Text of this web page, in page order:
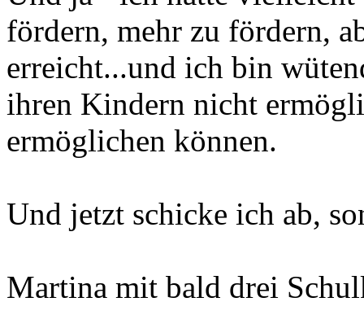
fördern, mehr zu fördern,
erreicht...und ich bin
ihren Kindern nicht
ermöglichen können.
Und jetzt schicke ich ab,
Martina mit bald drei